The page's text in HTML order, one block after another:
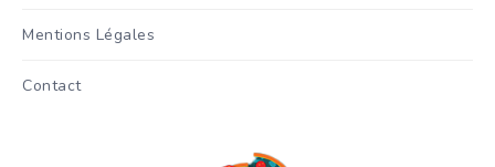
Mentions Légales
Contact